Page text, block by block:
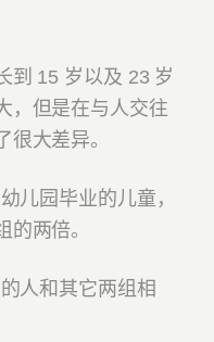
15 岁以及 23 岁
，但是在与人交往
大差异。
园毕业的儿童，
的两倍。
人和其它两组相